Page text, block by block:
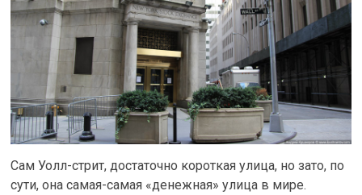
Сам Уолл-стрит, достаточно короткая улица, но зато, по
сути, она самая-самая «денежная» улица в мире.